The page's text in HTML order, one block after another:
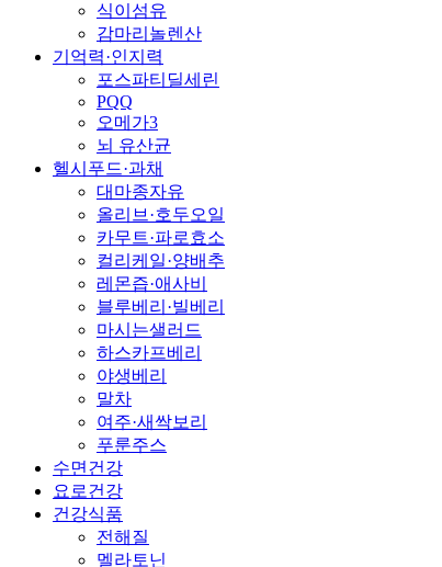
식이섬유
감마리놀렌산
기억력·인지력
포스파티딜세린
PQQ
오메가3
뇌 유산균
헬시푸드·과채
대마종자유
올리브·호두오일
카무트·파로효소
컬리케일·양배추
레몬즙·애사비
블루베리·빌베리
마시는샐러드
하스카프베리
야생베리
말차
여주·새싹보리
푸룬주스
수면건강
요로건강
건강식품
전해질
멜라토닌